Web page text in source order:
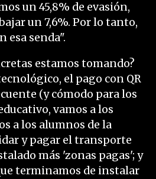
un 45,8% de evasión,
un 7,6%. Por lo tanto,
esa senda".
estamos tomando?
el pago con QR
(y cómodo para los
vamos a los
a los alumnos de la
y pagar el transporte
más 'zonas pagas'; y
terminamos de instalar